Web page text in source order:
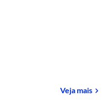
Veja mais